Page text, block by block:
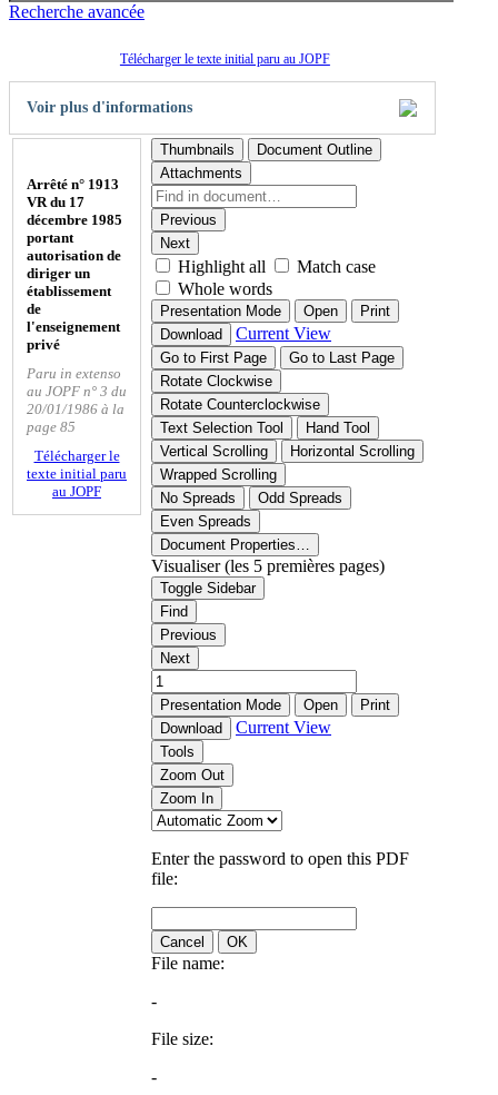
Recherche avancée
Télécharger le texte initial paru au JOPF
Voir plus d'informations
Arrêté n° 1913
VR du 17
décembre 1985
portant
autorisation de
diriger un
établissement
de
l'enseignement
privé
Paru in extenso
au JOPF n° 3 du
20/01/1986 à la
page 85
Télécharger le
texte initial paru
au JOPF
Thumbnails
Document Outline
Attachments
Previous
Next
Highlight all
Match case
Whole words
Presentation Mode Open
Print
Download
Current View
Go to First Page
Go to Last Page
Rotate Clockwise
Rotate Counterclockwise
Text Selection Tool
Hand Tool
Vertical Scrolling
Horizontal Scrolling
Wrapped Scrolling
No Spreads
Odd Spreads
Even Spreads
Document Properties…
Visualiser (les 5 premières pages)
Toggle Sidebar
Find
Previous
Next
Presentation Mode Open
Print
Download
Current View
Tools
Zoom Out
Zoom In
Enter the password to open this PDF
file:
Cancel OK
File name:
-
File size:
-